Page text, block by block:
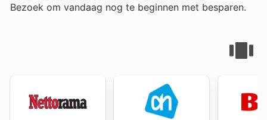
Bezoek om vandaag nog te beginnen met besparen.